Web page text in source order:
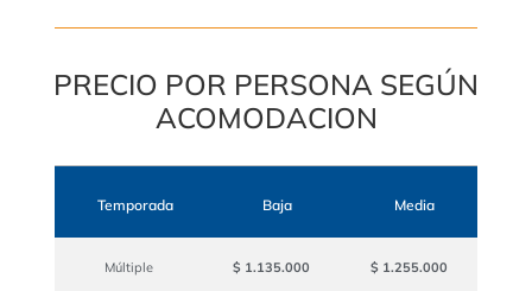
PRECIO POR PERSONA SEGÚN
ACOMODACION
Temporada Baja Media
Múltiple $ 1.135.000 $ 1.255.000